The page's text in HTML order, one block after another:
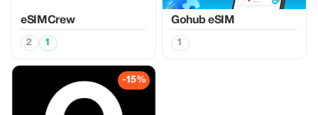
eSIMCrew
2 1
Gohub eSIM
1
-15%